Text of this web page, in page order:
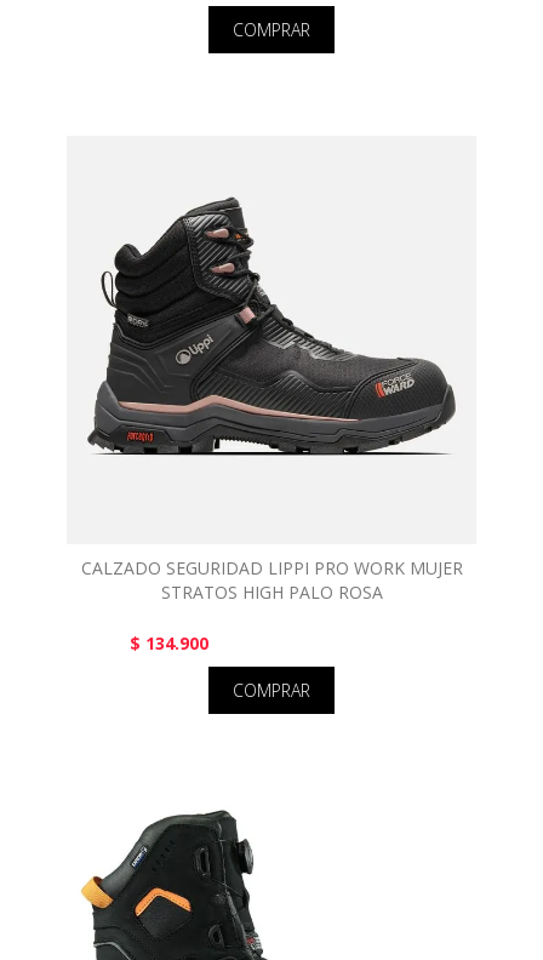
COMPRAR
CALZADO SEGURIDAD LIPPI PRO WORK MUJER
STRATOS HIGH PALO ROSA
$ 134.900
COMPRAR